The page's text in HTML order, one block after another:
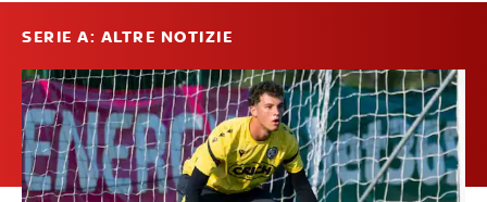
SERIE A: ALTRE NOTIZIE